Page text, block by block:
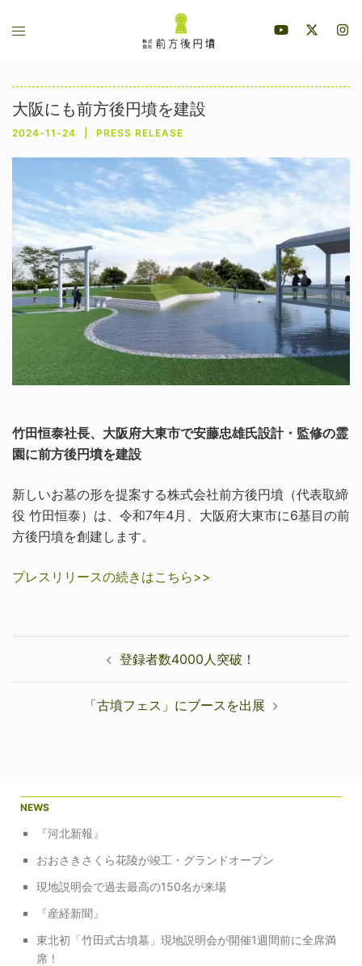
ト
ニ
ュ
ー
大阪にも前方後円墳を建設
2024-11-24 PRESS RELEASE
竹田恒泰社長、大阪府大東市で安藤忠雄氏設計・監修の霊
園に前方後円墳を建設
新しいお墓の形を提案する株式会社前方後円墳（代表取締
役 竹田恒泰）は、令和7年4月、大阪府大東市に6基目の前
方後円墳を創建します。
プレスリリースの続きはこちら>>
ョ
ン
登録者数4000人突破！
「古墳フェス」にブースを出展
NEWS
『河北新報』
おおさきさくら花陵が竣工・グランドオープン
現地説明会で過去最高の150名が来場
『産経新聞』
東北初「竹田式古墳墓」現地説明会が開催1週間前に全席満
席！